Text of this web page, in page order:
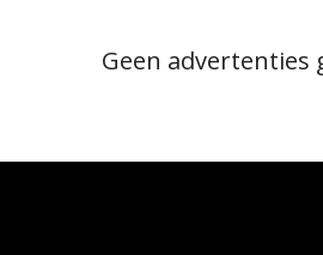
Geen advertenties